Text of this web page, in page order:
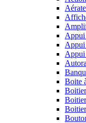
Appui
Appui
Appui
Boite